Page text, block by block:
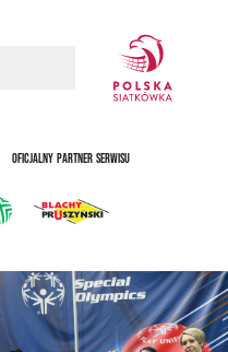
OFICJALNY PARTNER SERWISU